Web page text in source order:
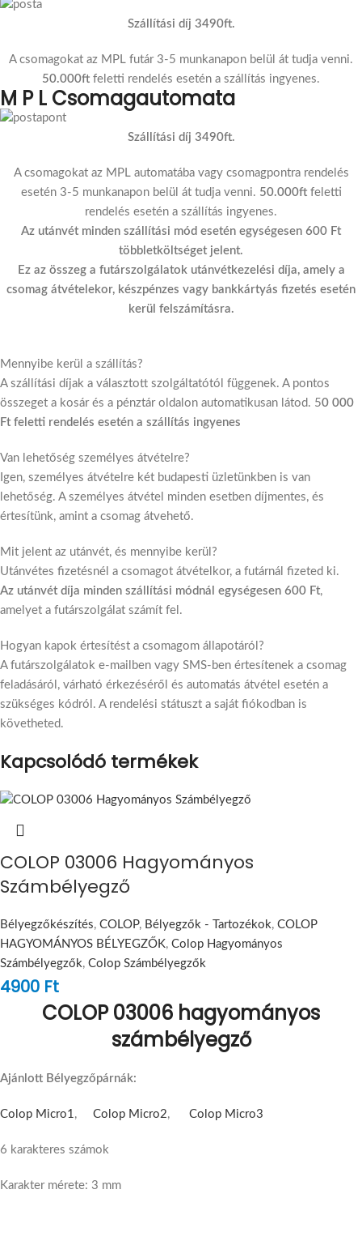
Szállítási díj 3490ft.
A csomagokat az MPL futár 3-5 munkanapon belül át tudja venni.
50.000ft feletti rendelés esetén a szállítás ingyenes.
M P L Csomagautomata
Szállítási díj 3490ft.
A csomagokat az MPL automatába vagy csomagpontra rendelés
esetén 3-5 munkanapon belül át tudja venni. 50.000ftfeletti
rendelés esetén a szállítás ingyenes.
Az utánvét minden szállítási mód esetén egységesen 600 Ft
többletköltséget jelent.
Ez az összeg a futárszolgálatok utánvétkezelési díja, amely a
csomag átvételekor, készpénzes vagy bankkártyás fizetés esetén
kerül felszámításra.
Mennyibe kerül a szállítás?
A szállítási díjak a választott szolgáltatótól függenek. A pontos
összeget a kosár és a pénztár oldalon automatikusan látod. 50 000
Ft feletti rendelés esetén a szállítás ingyenes
Van lehetőség személyes átvételre?
Igen, személyes átvételre két budapesti üzletünkben is van
lehetőség. A személyes átvétel minden esetben díjmentes, és
értesítünk, amint a csomag átvehető.
Mit jelent az utánvét, és mennyibe kerül?
Utánvétes fizetésnél a csomagot átvételkor, a futárnál fizeted ki.
Az utánvét díja minden szállítási módnál egységesen 600 Ft,
amelyet a futárszolgálat számít fel.
Hogyan kapok értesítést a csomagom állapotáról?
A futárszolgálatok e-mailben vagy SMS-ben értesítenek a csomag
feladásáról, várható érkezéséről és automatás átvétel esetén a
szükséges kódról. A rendelési státuszt a saját fiókodban is
követheted.
Kapcsolódó termékek
COLOP 03006 Hagyományos
Számbélyegző
Bélyegzőkészítés, COLOP, Bélyegzők - Tartozékok, COLOP
HAGYOMÁNYOS BÉLYEGZŐK, Colop Hagyományos
Számbélyegzők, Colop Számbélyegzők
4900 Ft
COLOP 03006 hagyományos
számbélyegző
Ajánlott Bélyegzőpárnák:
Colop Micro1, Colop Micro2, Colop Micro3
6 karakteres számok
Karakter mérete: 3 mm